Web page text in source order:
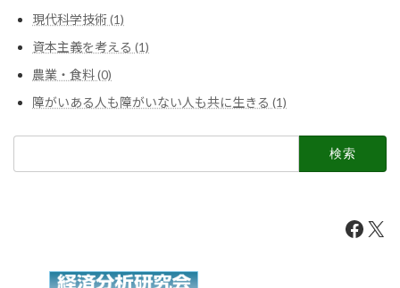
現代科学技術 (1)
資本主義を考える (1)
農業・食料 (0)
障がいある人も障がいない人も共に生きる (1)
X